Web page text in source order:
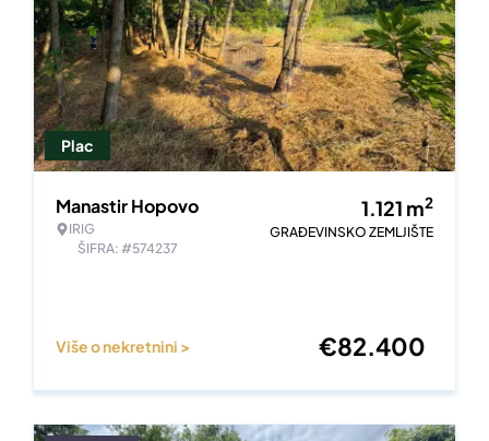
Plac
Manastir Hopovo
IRIG
ŠIFRA: #574237
1.121 m2
GRAĐEVINSKO ZEMLJIŠTE
Više o nekretnini > €82.400